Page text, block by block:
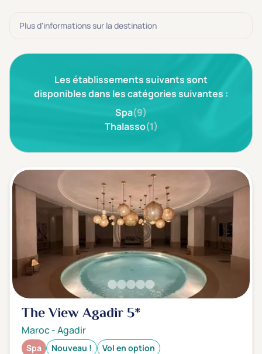
D'après notre partenaire Avis-Vérifiés
(0)
Excellent: 4+
Envie de
(0)
Montagne
Campagne
Type de séjour
Thalasso Thermal Spa
Plus d'informations sur la destination
Les établissements suivants sont
disponibles dans les catégories suivantes :
Spa(9)
Thalasso(1)
The View Agadir5*
Maroc-Agadir
Spa Nouveau ! Vol en option